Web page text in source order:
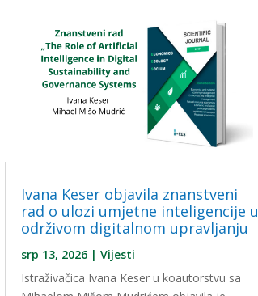
Ivana Keser objavila znanstveni
rad o ulozi umjetne inteligencije u
održivom digitalnom upravljanju
srp 13, 2026| Vijesti
Istraživačica Ivana Keser u koautorstvu sa